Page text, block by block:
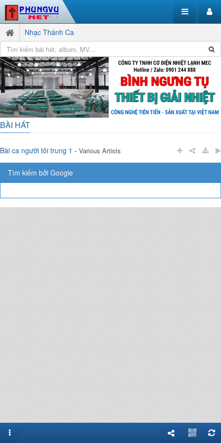
Nhạc Thánh Ca
BÀI HÁT
Bài ca người tôi trung 1 - Various Artists
Tìm kiếm bởi Google